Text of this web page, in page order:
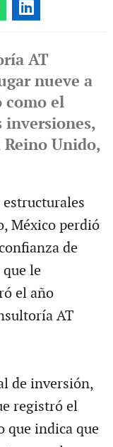
AT
nueve a
como el
inversiones,
Reino Unido,
México perdió
de
le
el año
AT
de inversión,
registró el
que indica que